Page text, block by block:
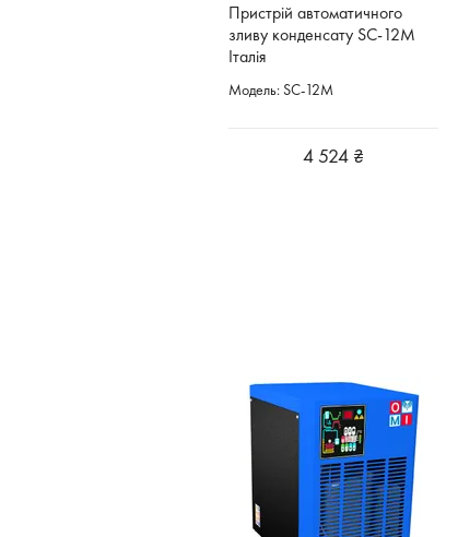
Пристрій автоматичного
зливу конденсату SC-12M
Італія
Модель: SC-12M
4 524 ₴